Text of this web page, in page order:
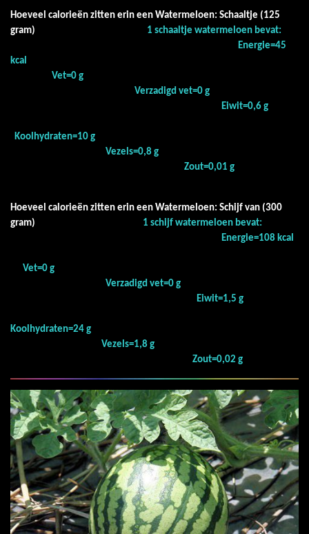
Hoeveel calorieën zitten erin een Watermeloen: Schaaltje (125
gram)
1 schaaltje watermeloen bevat:
Energie=45
kcal
Vet=0 g
Verzadigd vet=0 g
Eiwit=0,6 g
Koolhydraten=10 g
Vezels=0,8 g
Zout=0,01 g
Hoeveel calorieën zitten erin een Watermeloen: Schijf van (300
gram)
1 schijf watermeloen bevat:
Energie=108 kcal
Vet=0 g
Verzadigd vet=0 g
Eiwit=1,5 g
Koolhydraten=24 g
Vezels=1,8 g
Zout=0,02 g